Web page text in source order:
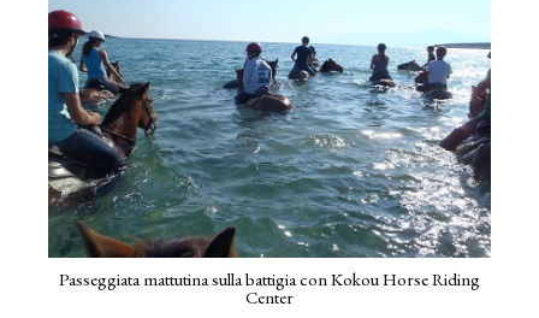
Passeggiata mattutina sulla battigia con Kokou Horse Riding
Center